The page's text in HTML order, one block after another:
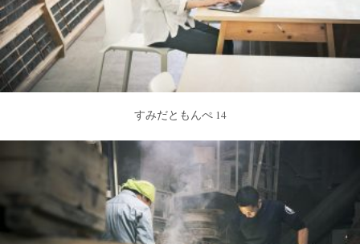
すみだともんぺ 14